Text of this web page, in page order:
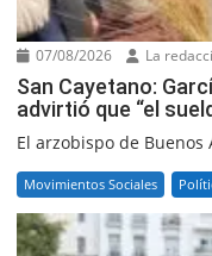
07/08/2026 La
San Cayetano:
advirtió que “el
El arzobispo de Buenos
Movimientos Sociales